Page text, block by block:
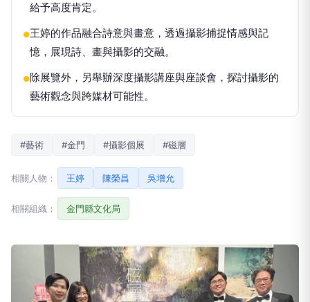
給予高度肯定。
●王婷的作品融合詩意與畫意，透過攝影捕捉情感與記
憶，展現詩、畫與攝影的交融。
●除展覽外，另舉辦深度攝影講座與座談會，探討攝影的
藝術觀念與跨媒材可能性。
#藝術 #金門 #攝影個展 #磁層
相關人物： 王婷 陳榮昌 吳增允
相關組織： 金門縣文化局